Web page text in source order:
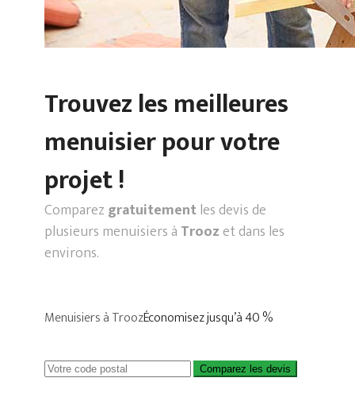
Trouvez les meilleures
menuisier pour votre
projet !
Comparez gratuitementles devis de
plusieurs menuisiers à Troozet dans les
environs.
Menuisiers à TroozÉconomisez jusqu’à 40 %
Comparez les devis